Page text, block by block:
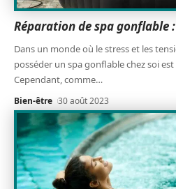
Réparation de spa gonflable
Dans un monde où le stress et les
posséder un spa gonflable chez soi
Cependant, comme…
Bien-être 30 août 2023